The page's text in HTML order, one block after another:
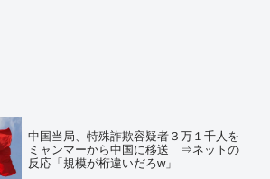
中国当局、特殊詐欺容疑者３万１千人を
ミャンマーから中国に移送 ⇒ネットの
反応「規模が桁違いだろw」